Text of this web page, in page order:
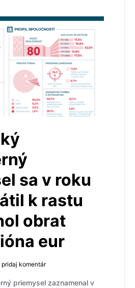
sa v roku
k rastu
obrat
eur
pridaj komentár
priemysel zaznamenal v